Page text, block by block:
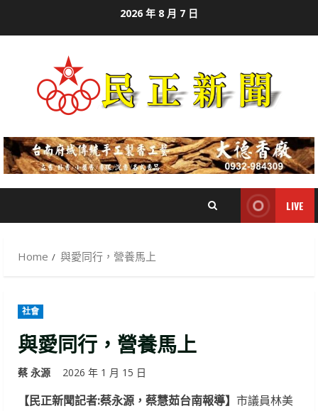
2026 年 8 月 7 日
LIVE
Home 與愛同行，營養馬上
社會
與愛同行，營養馬上
蔡 永源 2026 年 1 月 15 日
【民正新聞記者:蔡永源，蔡慧茹台南報導】 市議員林美